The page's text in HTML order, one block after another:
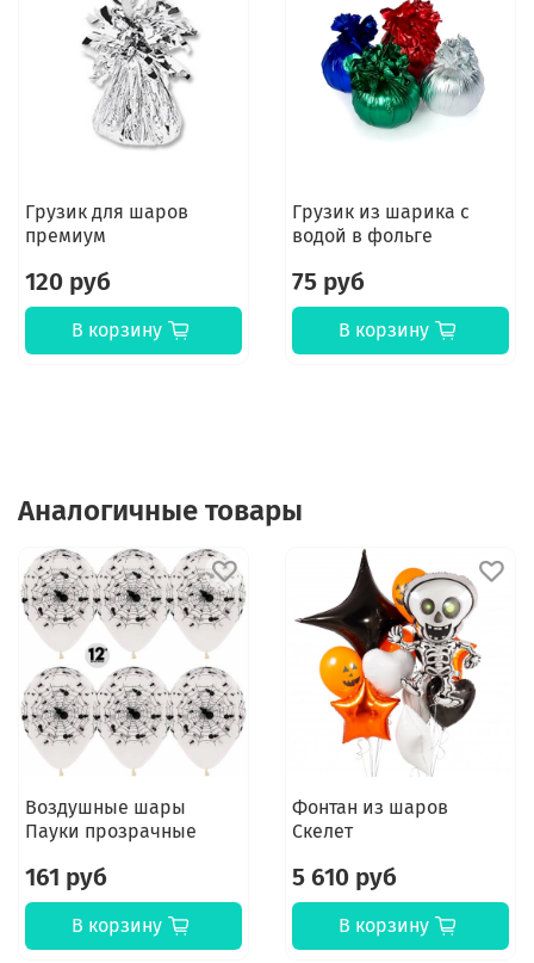
Грузик для шаров
премиум
120 руб
В корзину
Грузик из шарика с
водой в фольге
75 руб
В корзину
Аналогичные товары
Воздушные шары
Пауки прозрачные
161 руб
В корзину
Фонтан из шаров
Скелет
5 610 руб
В корзину